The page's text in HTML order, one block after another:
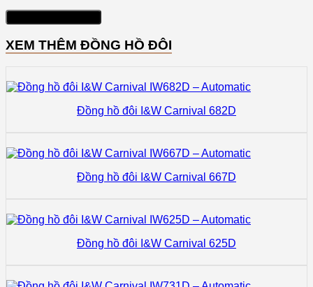
XEM THÊM ĐỒNG HỒ ĐÔI
Đồng hồ đôi I&W Carnival 682D
Đồng hồ đôi I&W Carnival 667D
Đồng hồ đôi I&W Carnival 625D